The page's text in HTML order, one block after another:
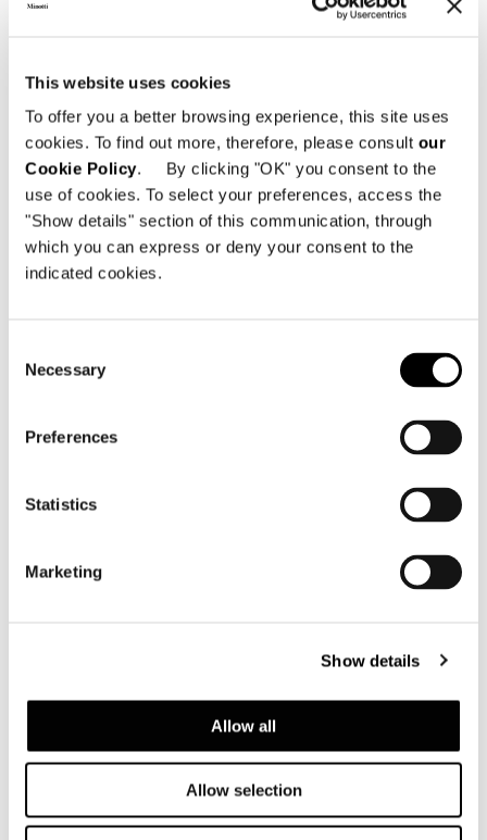
This website uses cookies
To offer you a better browsing experience, this site uses
cookies. To find out more, therefore, please consult our
Cookie Policy. By clicking "OK" you consent to the
use of cookies. To select your preferences, access the
"Show details" section of this communication, through
which you can express or deny your consent to the
indicated cookies.
Selection
Necessary
Preferences
Statistics
Marketing
Show details
Allow all
Allow selection
Technical Features
Finitions structure et plateau
- en aluminium, peinture époxy pour
l’extérieur disponible en Écru mat ou Marron
Foncé mat, équipée d’une plaque de